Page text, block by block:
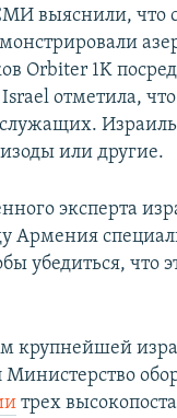
выяснили, что
Orbiter 1K
отметила, что
или другие.
эксперта
Армения
убедиться, что
крупнейшей
трех